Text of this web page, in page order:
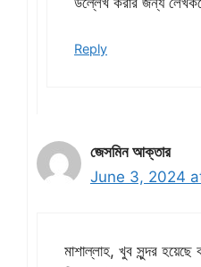
Reply
জেসমিন আক্তার
June 3, 2024
মাশাল্লাহ, খুব সুন্দর